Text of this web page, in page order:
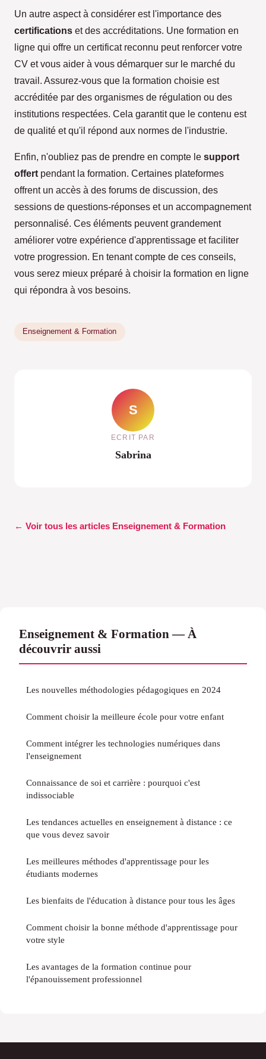
Un autre aspect à considérer est l'importance des
certifications et des accréditations. Une formation en
ligne qui offre un certificat reconnu peut renforcer votre
CV et vous aider à vous démarquer sur le marché du
travail. Assurez-vous que la formation choisie est
accréditée par des organismes de régulation ou des
institutions respectées. Cela garantit que le contenu est
de qualité et qu'il répond aux normes de l'industrie.
Enfin, n'oubliez pas de prendre en compte le support
offert pendant la formation. Certaines plateformes
offrent un accès à des forums de discussion, des
sessions de questions-réponses et un accompagnement
personnalisé. Ces éléments peuvent grandement
améliorer votre expérience d'apprentissage et faciliter
votre progression. En tenant compte de ces conseils,
vous serez mieux préparé à choisir la formation en ligne
qui répondra à vos besoins.
Enseignement & Formation
S
ECRIT PAR
Sabrina
← Voir tous les articles Enseignement & Formation
Enseignement & Formation — À
découvrir aussi
Les nouvelles méthodologies pédagogiques en 2024
Comment choisir la meilleure école pour votre enfant
Comment intégrer les technologies numériques dans
l'enseignement
Connaissance de soi et carrière : pourquoi c'est
indissociable
Les tendances actuelles en enseignement à distance : ce
que vous devez savoir
Les meilleures méthodes d'apprentissage pour les
étudiants modernes
Les bienfaits de l'éducation à distance pour tous les âges
Comment choisir la bonne méthode d'apprentissage pour
votre style
Les avantages de la formation continue pour
l'épanouissement professionnel